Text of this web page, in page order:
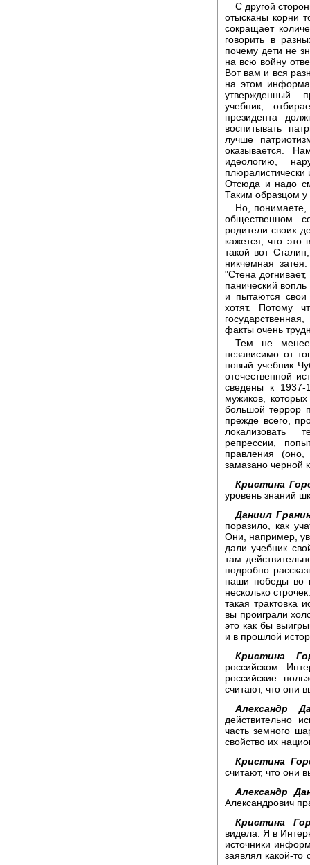
С другой
отысканы корни
сокращает
говорить в
почему дети не
на всю войну
Вот вам и вся
на этом
утвержденный
учебник,
президента
воспитывать
лучше
оказывается.
идеологию,
плюралистически
Отсюда и надо
Таким образцом у
Но, понимаете,
общественном
родители своих
кажется, что это
такой вот
никчемная
"Стена
панический
и пытаются свои
хотят. Потому
факты очень
Тем не
независимо от
новый учебник
отечественной
сведены к
мужиков,
большой террор
прежде всего,
локализовать
репрессии,
правления
замазано черной
Кристина
уровень знаний
Даниил
поразило, как
Они, например,
дали учебник
там
подробно
наши победы во
несколько
такая трактовка
вы проиграли
это как бы
и в прошлой
Кристина
российском
российские
считают, что они
Александр
действительно
часть земного
свойство их
Кристина
считают, что они
Александр
Александрович
Кристина
видела. Я в
источники
заявлял какой-